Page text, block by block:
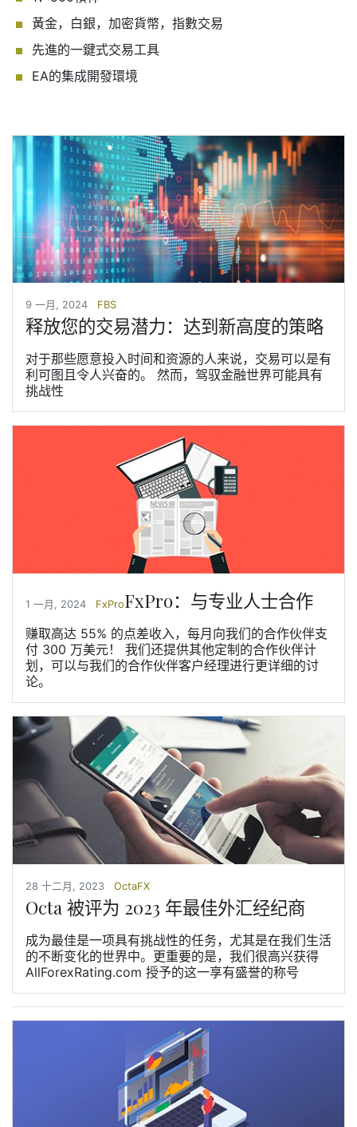
黃金，白銀，加密貨幣，指數交易
先進的一鍵式交易工具
EA的集成開發環境
9 一月, 2024 FBS
释放您的交易潜力：达到新高度的策略
对于那些愿意投入时间和资源的人来说，交易可以是有
利可图且令人兴奋的。 然而，驾驭金融世界可能具有
挑战性
1 一月, 2024 FxProFxPro：与专业人士合作
赚取高达 55% 的点差收入，每月向我们的合作伙伴支
付 300 万美元！ 我们还提供其他定制的合作伙伴计
划，可以与我们的合作伙伴客户经理进行更详细的讨
论。
28 十二月, 2023 OctaFX
Octa 被评为 2023 年最佳外汇经纪商
成为最佳是一项具有挑战性的任务，尤其是在我们生活
的不断变化的世界中。更重要的是，我们很高兴获得
AllForexRating.com 授予的这一享有盛誉的称号